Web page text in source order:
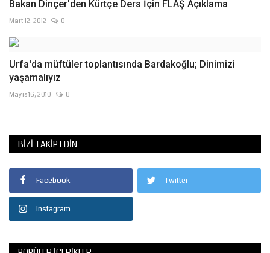
Bakan Dinçer'den Kürtçe Ders İçin FLAŞ Açıklama
Mart 12, 2012 0
Urfa'da müftüler toplantısında Bardakoğlu; Dinimizi
yaşamalıyız
Mayıs 16, 2010 0
BIZI TAKIP EDIN
Facebook Twitter
Instagram